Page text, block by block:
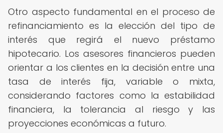
Otro aspecto fundamental en el proceso de
refinanciamiento es la elección del tipo de
interés que regirá el nuevo préstamo
hipotecario. Los asesores financieros pueden
orientar a los clientes en la decisión entre una
tasa de interés fija, variable o mixta,
considerando factores como la estabilidad
financiera, la tolerancia al riesgo y las
proyecciones económicas a futuro.